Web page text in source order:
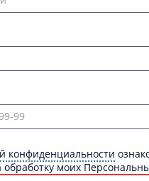
конфиденциальности
обработку моих